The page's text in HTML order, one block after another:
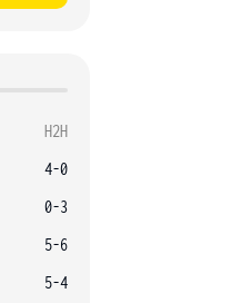
H2H
4-0
0-3
5-6
5-4